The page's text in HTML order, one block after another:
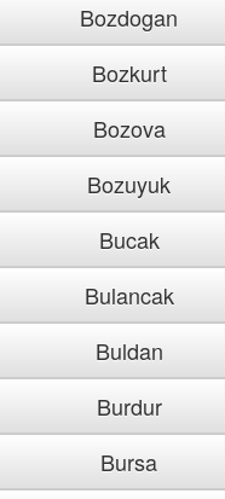
Bozdogan
Bozkurt
Bozova
Bozuyuk
Bucak
Bulancak
Buldan
Burdur
Bursa